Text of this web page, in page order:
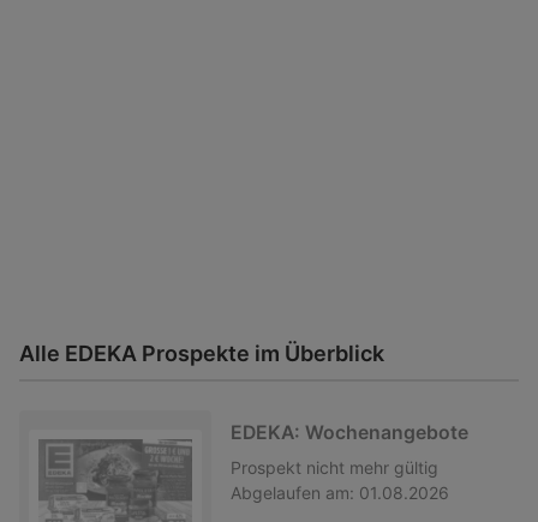
Alle EDEKA Prospekte im Überblick
EDEKA: Wochenangebote
Prospekt nicht mehr gültig
Abgelaufen am: 01.08.2026